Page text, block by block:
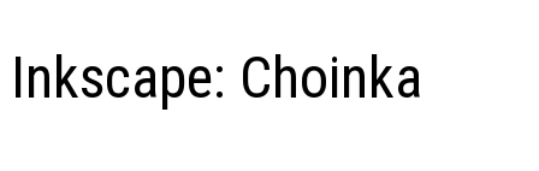
Inkscape: Choinka